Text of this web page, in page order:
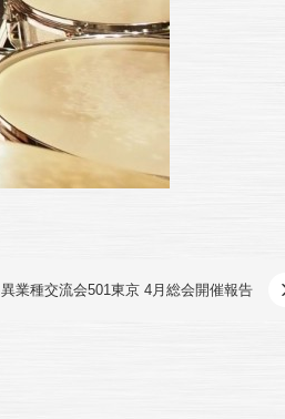
異業種交流会501東京 4月総会開催報告